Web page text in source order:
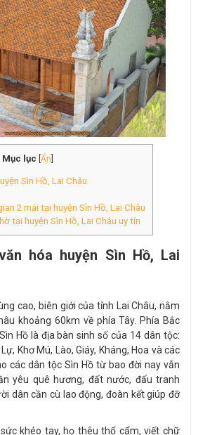
Mục lục Ẩn
Sìn Hồ, Lai Châu
2 mái tại huyện Sìn Hồ, Lai Châu
tại huyện Sìn Hồ, Lai Châu uy tín
hóa huyện Sìn Hồ, Lai
cao, biên giới của tỉnh Lai Châu, nằm
khoảng 60km về phía Tây. Phía Bắc
Hồ là địa bàn sinh số của 14 dân tộc:
Khơ Mú, Lào, Giáy, Kháng, Hoa và các
các dân tộc Sìn Hồ từ bao đời nay vẫn
yêu quê hương, đất nước, đấu tranh
dân cần cù lao động, đoàn kết giúp đỡ
khéo tay, họ thêu thổ cẩm, viết chữ